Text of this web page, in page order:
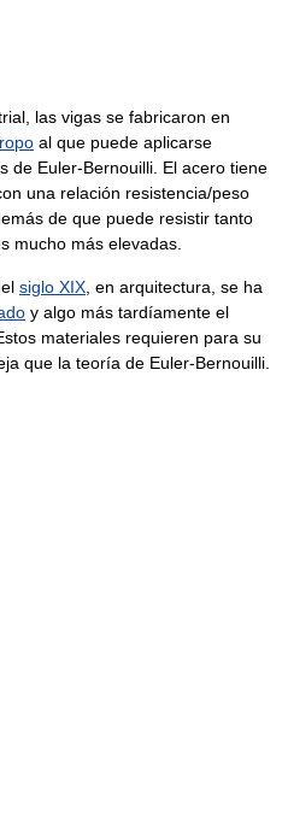
las vigas se fabricaron en
al que puede aplicarse
de Euler-Bernouilli. El acero tiene
una relación resistencia/peso
de que puede resistir tanto
mucho más elevadas.
siglo XIX , en arquitectura, se ha
y algo más tardíamente el
Estos materiales requieren para su
que la teoría de Euler-Bernouilli.